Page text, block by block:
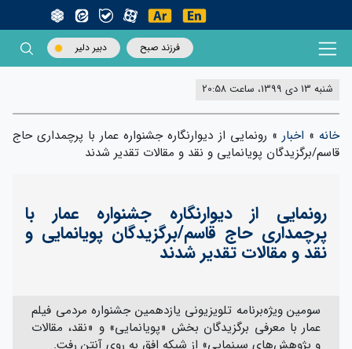
فرزند صبح دبیر دلیر
شنبه 13 دی 1399، ساعت 20:58
خانه» اخبار » رونمایی از دیوارنگاره جشنواره عمار با پرچمداری حاج
قاسم/برگزیدگان پویانمایی و نقد و مقالات تقدیر شدند
رونمایی از دیوارنگاره جشنواره عمار با
پرچمداری حاج قاسم/برگزیدگان پویانمایی و
نقد و مقالات تقدیر شدند
سومین ویژه‌برنامه تلویزیونی یازدهمین جشنواره مردمی فیلم
عمار با معرفی برگزیدگان بخش «پویانمایی» و «نقد، مقالات
و پژوهش‌های سینمایی» از شبکه افق به روی آنتن رفت.